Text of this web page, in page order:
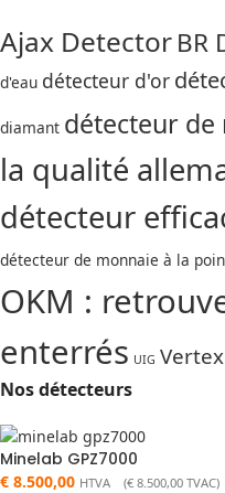
Ajax DetectorBR
d'eau détecteur d'or
diamant détecteur de
la qualité
détecteur
détecteur de monnaie à la
OKM :
enterrés UIG Vertex
Nos détecteurs
Minelab GPZ7000
€ 8.500,00 HTVA (€ 8.500,00 TVAC)